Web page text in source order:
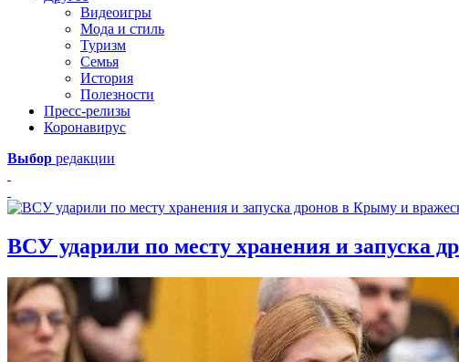
Видеоигры
Мода и стиль
Туризм
Семья
История
Полезности
Пресс-релизы
Коронавирус
Выбор редакции
ВСУ ударили по месту хранения и запуска